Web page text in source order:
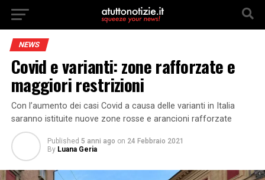
NEWS
Covid e varianti: zone rafforzate e
maggiori restrizioni
Con l’aumento dei casi Covid a causa delle varianti in Italia
saranno istituite nuove zone rosse e arancioni rafforzate
Published 5 anni ago on 24 Febbraio 2021
By Luana Geria